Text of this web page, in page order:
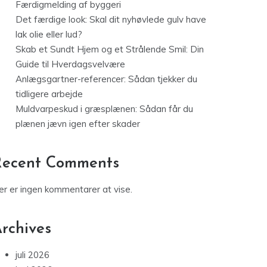
Færdigmelding af byggeri
Det færdige look: Skal dit nyhøvlede gulv have
lak olie eller lud?
Skab et Sundt Hjem og et Strålende Smil: Din
Guide til Hverdagsvelvære
Anlægsgartner-referencer: Sådan tjekker du
tidligere arbejde
Muldvarpeskud i græsplænen: Sådan får du
plænen jævn igen efter skader
Comments
er ingen kommentarer at vise.
juli 2026